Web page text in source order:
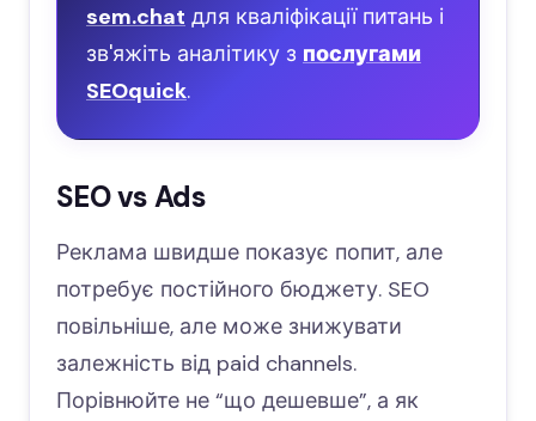
sem.chat для кваліфікації питань і
зв'яжіть аналітику з послугами
SEOquick.
SEO vs Ads
Реклама швидше показує попит, але
потребує постійного бюджету. SEO
повільніше, але може знижувати
залежність від paid channels.
Порівнюйте не “що дешевше”, а як